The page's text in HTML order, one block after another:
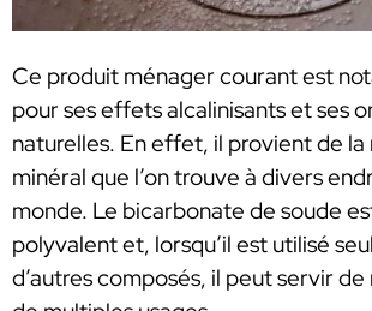
Ce produit ménager courant est
pour ses effets alcalinisants et ses
naturelles. En effet, il provient de la
minéral que l’on trouve à divers
monde. Le bicarbonate de soude
polyvalent et, lorsqu’il est utilisé
d’autres composés, il peut servir